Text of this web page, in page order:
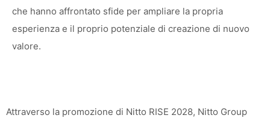
che hanno affrontato sfide per ampliare la propria
esperienza e il proprio potenziale di creazione di nuovo
valore.
Attraverso la promozione di Nitto RISE 2028, Nitto Group